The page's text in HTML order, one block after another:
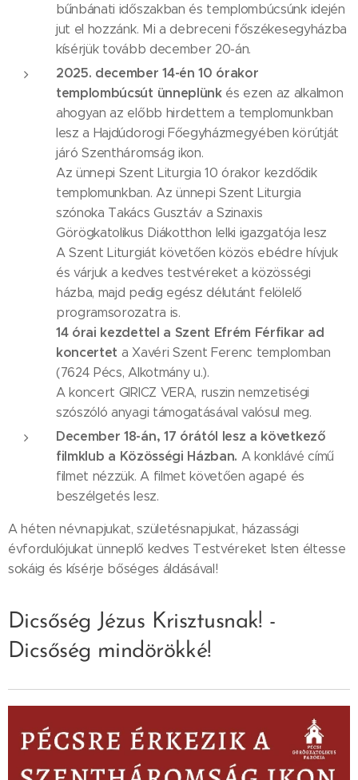
bűnbánati időszakban és templombúcsúnk idején
jut el hozzánk. Mi a debreceni főszékesegyházba
kísérjük tovább december 20-án.
2025. december 14-én 10 órakor
templombúcsút ünneplünkés ezen az alkalmon
ahogyan az előbb hirdettem a templomunkban
lesz a Hajdúdorogi Főegyházmegyében körútját
járó Szentháromság ikon.
Az ünnepi Szent Liturgia 10 órakor kezdődik
templomunkban. Az ünnepi Szent Liturgia
szónoka Takács Gusztáv a Szinaxis
Görögkatolikus Diákotthon lelki igazgatója lesz
A Szent Liturgiát követően közös ebédre hívjuk
és várjuk a kedves testvéreket a közösségi
házba, majd pedig egész délutánt felölelő
programsorozatra is.
14 órai kezdettel a Szent Efrém Férfikar ad
koncertet a Xavéri Szent Ferenc templomban
(7624 Pécs, Alkotmány u.).
A koncert GIRICZ VERA, ruszin nemzetiségi
szószóló anyagi támogatásával valósul meg.
December 18-án, 17 órától lesz a következő
filmklub a Közösségi Házban. A konklávé című
filmet nézzük. A filmet követően agapé és
beszélgetés lesz.
A héten névnapjukat, születésnapjukat, házassági
évfordulójukat ünneplő kedves Testvéreket Isten éltesse
sokáig és kísérje bőséges áldásával!
Dicsőség Jézus Krisztusnak! -
Dicsőség mindörökké!